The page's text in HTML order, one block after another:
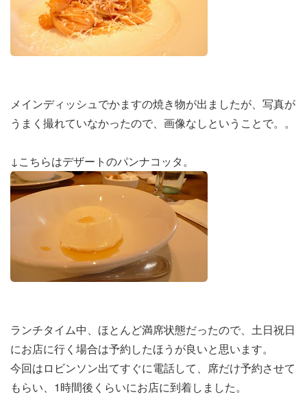
メインディッシュでかますの焼き物が出ましたが、写真が
うまく撮れていなかったので、画像なしということで。。
↓こちらはデザートのパンナコッタ。
ランチタイム中、ほとんど満席状態だったので、土日祝日
にお店に行く場合は予約したほうが良いと思います。
今回はロビンソン出てすぐに電話して、席だけ予約させて
もらい、1時間後くらいにお店に到着しました。